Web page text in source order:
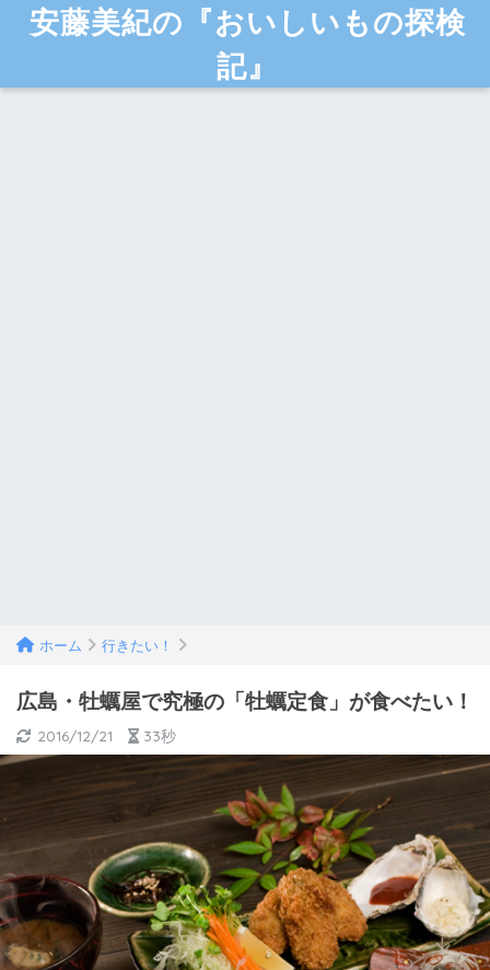
安藤美紀の『おいしいもの探検
記』
ホーム 行きたい！
広島・牡蠣屋で究極の「牡蠣定食」が食べたい！
2016/12/21 33秒